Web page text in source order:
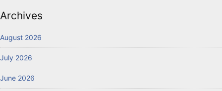
Archives
August 2026
July 2026
June 2026